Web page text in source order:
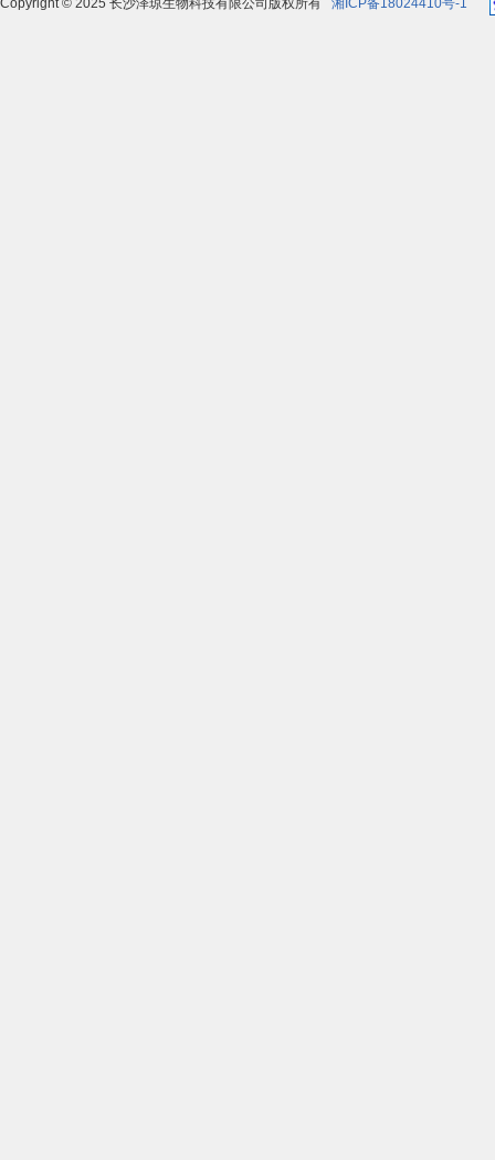
Copyright © 2025 长沙泽琼生物科技有限公司版权所有 湘ICP备18024410号-1